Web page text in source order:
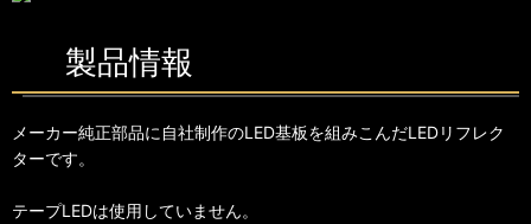
製品情報
メーカー純正部品に自社制作のLED基板を組みこんだLEDリフレク
ターです。
テープLEDは使用していません。